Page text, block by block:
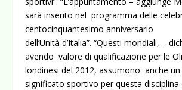
sarà inserito nel programma delle
centocinquantesimo anniversario
dell’Unità d’Italia”. “Questi mondiali, –
avendo valore di qualificazione per le
londinesi del 2012, assumono anche
significato sportivo per questa disciplina